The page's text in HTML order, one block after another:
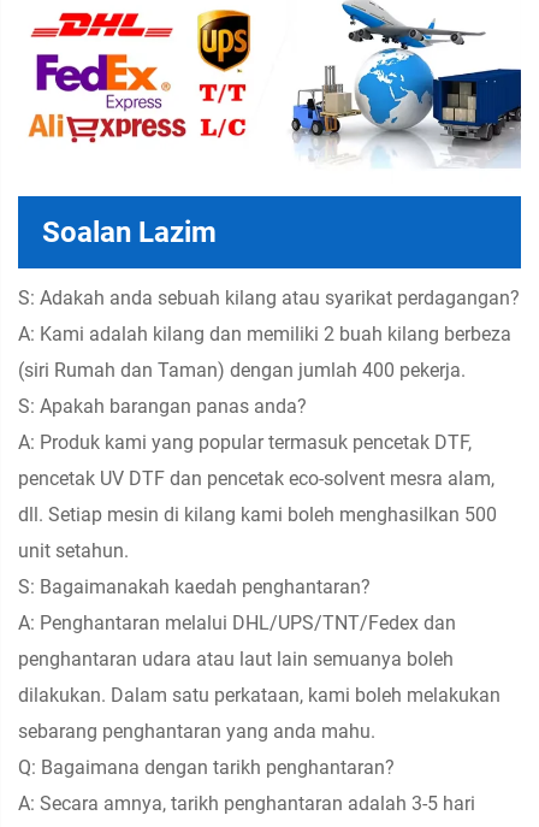
Soalan Lazim
S: Adakah anda sebuah kilang atau syarikat perdagangan?
A: Kami adalah kilang dan memiliki 2 buah kilang berbeza
(siri Rumah dan Taman) dengan jumlah 400 pekerja.
S: Apakah barangan panas anda?
A: Produk kami yang popular termasuk pencetak DTF,
pencetak UV DTF dan pencetak eco-solvent mesra alam,
dll. Setiap mesin di kilang kami boleh menghasilkan 500
unit setahun.
S: Bagaimanakah kaedah penghantaran?
A: Penghantaran melalui DHL/UPS/TNT/Fedex dan
penghantaran udara atau laut lain semuanya boleh
dilakukan. Dalam satu perkataan, kami boleh melakukan
sebarang penghantaran yang anda mahu.
Q: Bagaimana dengan tarikh penghantaran?
A: Secara amnya, tarikh penghantaran adalah 3-5 hari